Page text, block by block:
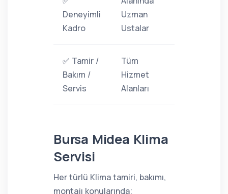
Deneyimli
Kadro
Uzman
Ustalar
✅ Tamir /
Bakım /
Servis
Tüm
Hizmet
Alanları
Bursa Midea Klima
Servisi
Her türlü Klima tamiri, bakımı,
montajı konularında;